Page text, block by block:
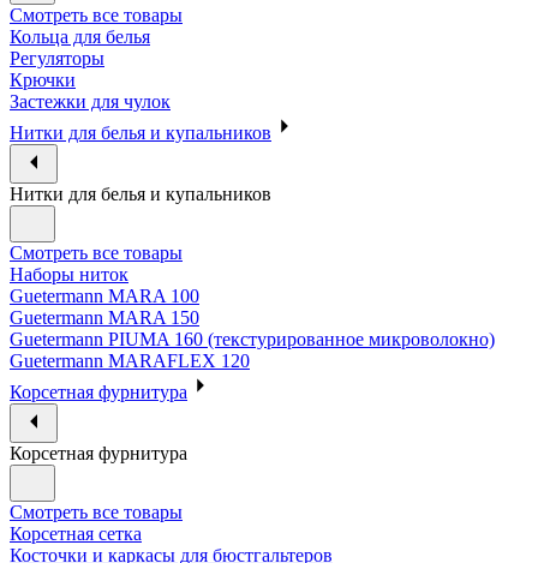
Смотреть все товары
Кольца для белья
Регуляторы
Крючки
Застежки для чулок
Нитки для белья и купальников
Нитки для белья и купальников
Смотреть все товары
Наборы ниток
Guetermann MARA 100
Guetermann MARA 150
Guetermann PIUMA 160 (текстурированное микроволокно)
Guetermann MARAFLEX 120
Корсетная фурнитура
Корсетная фурнитура
Смотреть все товары
Корсетная сетка
Косточки и каркасы для бюстгальтеров